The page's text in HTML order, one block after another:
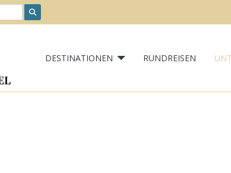
DESTINATIONEN RUNDREISEN